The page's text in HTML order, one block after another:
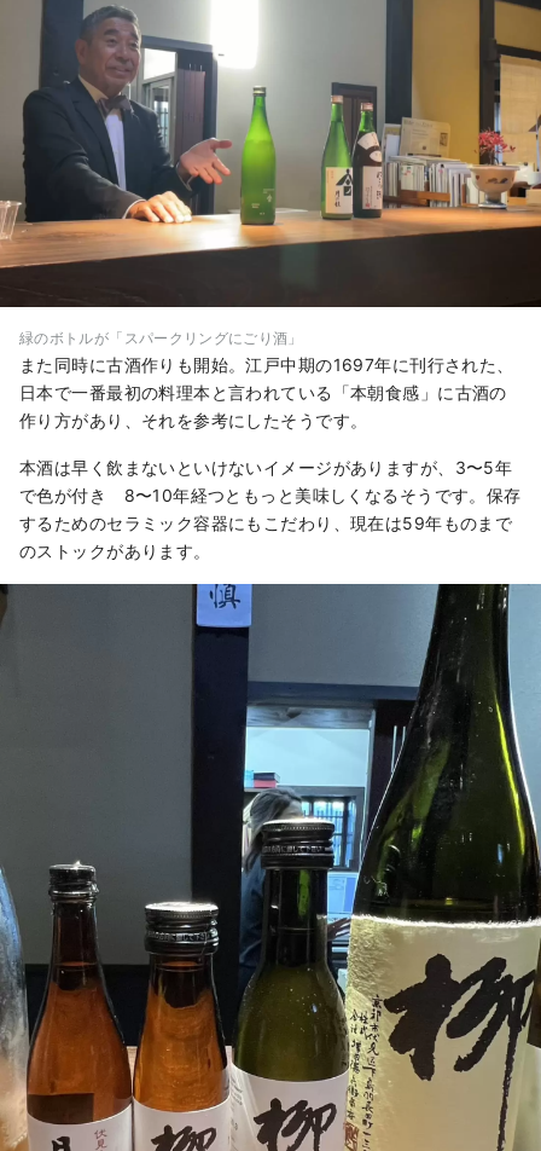
緑のボトルが「スパークリングにごり酒」
また同時に古酒作りも開始。江戸中期の1697年に刊行された、
日本で一番最初の料理本と言われている「本朝食感」に古酒の
作り方があり、それを参考にしたそうです。
本酒は早く飲まないといけないイメージがありますが、3〜5年
で色が付き 8〜10年経つともっと美味しくなるそうです。保存
するためのセラミック容器にもこだわり、現在は59年ものまで
のストックがあります。